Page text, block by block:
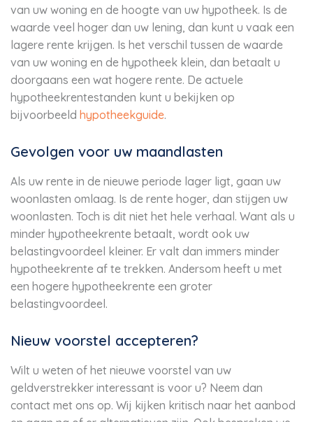
van uw woning en de hoogte van uw hypotheek. Is de
waarde veel hoger dan uw lening, dan kunt u vaak een
lagere rente krijgen. Is het verschil tussen de waarde
van uw woning en de hypotheek klein, dan betaalt u
doorgaans een wat hogere rente. De actuele
hypotheekrentestanden kunt u bekijken op
bijvoorbeeld hypotheekguide.
Gevolgen voor uw maandlasten
Als uw rente in de nieuwe periode lager ligt, gaan uw
woonlasten omlaag. Is de rente hoger, dan stijgen uw
woonlasten. Toch is dit niet het hele verhaal. Want als u
minder hypotheekrente betaalt, wordt ook uw
belastingvoordeel kleiner. Er valt dan immers minder
hypotheekrente af te trekken. Andersom heeft u met
een hogere hypotheekrente een groter
belastingvoordeel.
Nieuw voorstel accepteren?
Wilt u weten of het nieuwe voorstel van uw
geldverstrekker interessant is voor u? Neem dan
contact met ons op. Wij kijken kritisch naar het aanbod